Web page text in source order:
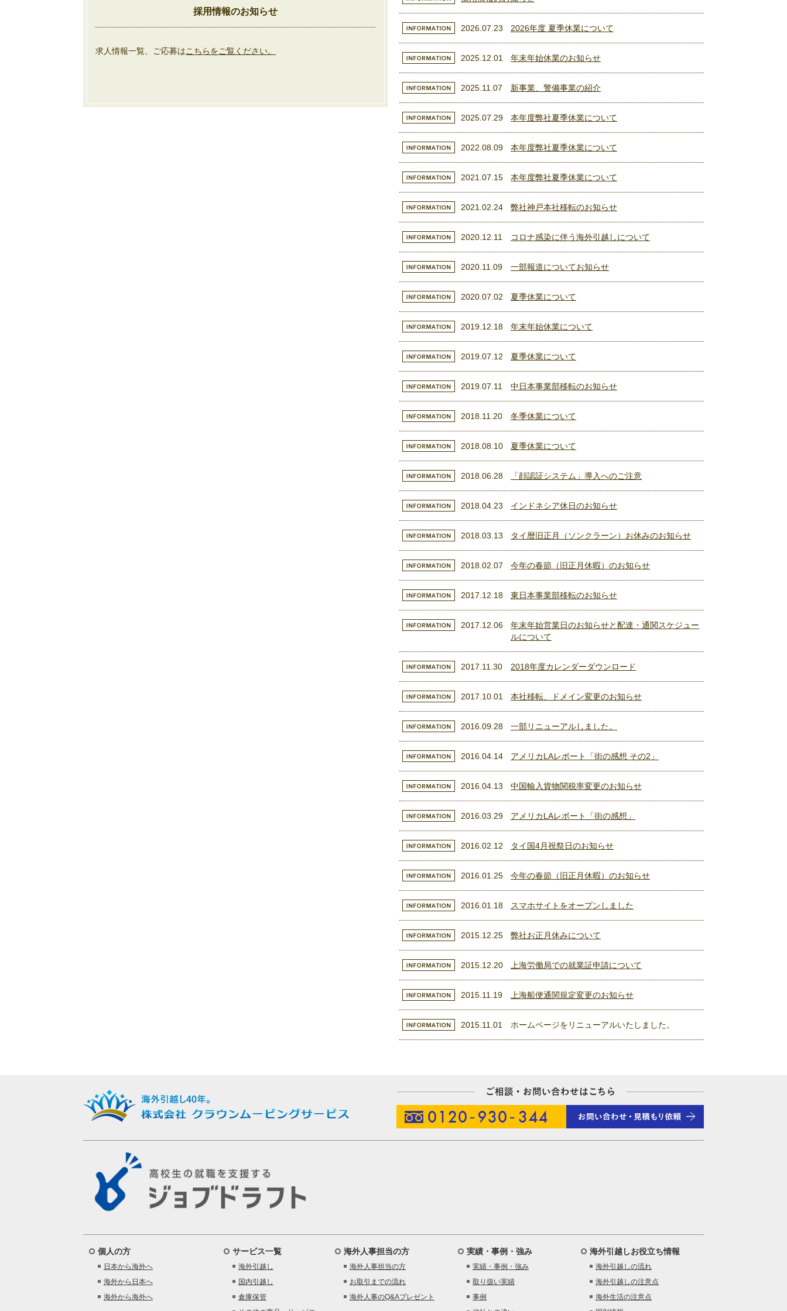
採用情報のお知らせ
求人情報一覧、ご応募はこちらをご覧ください。
2026.07.23 2026年度 夏季休業について
2025.12.01 年末年始休業のお知らせ
2025.11.07 新事業、警備事業の紹介
2025.07.29 本年度弊社夏季休業について
2022.08.09 本年度弊社夏季休業について
2021.07.15 本年度弊社夏季休業について
2021.02.24 弊社神戸本社移転のお知らせ
2020.12.11 コロナ感染に伴う海外引越しについて
2020.11.09 一部報道についてお知らせ
2020.07.02 夏季休業について
2019.12.18 年末年始休業について
2019.07.12 夏季休業について
2019.07.11 中日本事業部移転のお知らせ
2018.11.20 冬季休業について
2018.08.10 夏季休業について
2018.06.28 「顔認証システム」導入へのご注意
2018.04.23 インドネシア休日のお知らせ
2018.03.13 タイ暦旧正月（ソンクラーン）お休みのお知らせ
2018.02.07 今年の春節（旧正月休暇）のお知らせ
2017.12.18 東日本事業部移転のお知らせ
2017.12.06
年末年始営業日のお知らせと配達・通関スケジュー
ルについて
2017.11.30 2018年度カレンダーダウンロード
2017.10.01 本社移転、ドメイン変更のお知らせ
2016.09.28 一部リニューアルしました。
2016.04.14 アメリカLAレポート「街の感想 その2」
2016.04.13 中国輸入貨物関税率変更のお知らせ
2016.03.29 アメリカLAレポート「街の感想」
2016.02.12 タイ国4月祝祭日のお知らせ
2016.01.25 今年の春節（旧正月休暇）のお知らせ
2016.01.18 スマホサイトをオープンしました
2015.12.25 弊社お正月休みについて
2015.12.20 上海労働局での就業証申請について
2015.11.19 上海船便通関規定変更のお知らせ
2015.11.01 ホームページをリニューアルいたしました。
個人の方
日本から海外へ
海外から日本へ
海外から海外へ
サービス一覧
海外引越し
国内引越し
倉庫保管
海外人事担当の方
海外人事担当の方
お取引までの流れ
海外人事のQ&Aプレゼント
実績・事例・強み
実績・事例・強み
取り扱い実績
事例
海外引越しお役立ち情報
海外引越しの流れ
海外引越しの注意点
海外生活の注意点